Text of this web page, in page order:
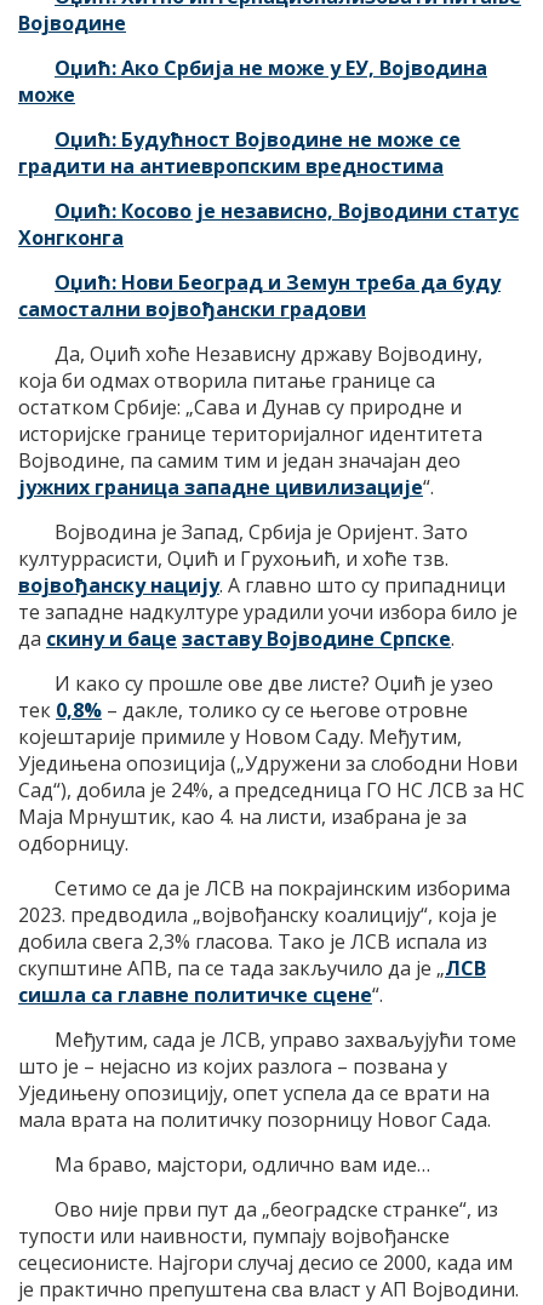
Војводине
Оџић: Ако Србија не може у ЕУ, Војводина
може
Оџић: Будућност Војводине не може се
градити на антиевропским вредностима
Оџић: Косово је независно, Војводини статус
Хонгконга
Оџић: Нови Београд и Земун треба да буду
самостални војвођански градови
Да, Оџић хоће Независну државу Војводину,
која би одмах отворила питање границе са
остатком Србије: „Сава и Дунав су природне и
историјске границе територијалног идентитета
Војводине, па самим тим и један значајан део
јужних граница западне цивилизације“.
Војводина је Запад, Србија је Оријент. Зато
културрасисти, Оџић и Грухоњић, и хоће тзв.
војвођанску нацију. А главно што су припадници
те западне надкултуре урадили уочи избора било је
да скину и баце заставу Војводине Српске.
И како су прошле ове две листе? Оџић је узео
тек 0,8% – дакле, толико су се његове отровне
којештарије примиле у Новом Саду. Међутим,
Уједињена опозиција („Удружени за слободни Нови
Сад“), добила је 24%, а председница ГО НС ЛСВ за НС
Маја Мрнуштик, као 4. на листи, изабрана је за
одборницу.
Сетимо се да је ЛСВ на покрајинским изборима
2023. предводила „војвођанску коалицију“, која је
добила свега 2,3% гласова. Тако је ЛСВ испала из
скупштине АПВ, па се тада закључило да је „ЛСВ
сишла са главне политичке сцене“.
Међутим, сада је ЛСВ, управо захваљујући томе
што је – нејасно из којих разлога – позвана у
Уједињену опозицију, опет успела да се врати на
мала врата на политичку позорницу Новог Сада.
Ма браво, мајстори, одлично вам иде…
Ово није први пут да „београдске странке“, из
тупости или наивности, пумпају војвођанске
сецесионисте. Најгори случај десио се 2000, када им
је практично препуштена сва власт у АП Војводини.